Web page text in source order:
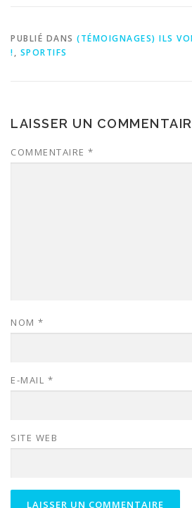
PUBLIÉ DANS (TÉMOIGNAGES) ILS
!, SPORTIFS
LAISSER UN
COMMENTAIRE *
NOM *
E-MAIL *
SITE WEB